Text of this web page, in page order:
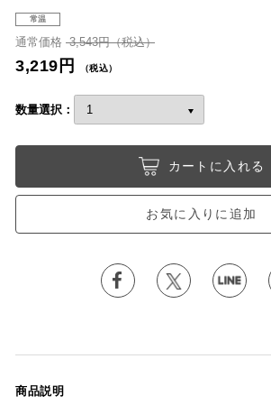
常温
通常価格 3,543円（税込）
3,219円 （税込）
数量選択：
カートに入れる
お気に入りに追加
商品説明